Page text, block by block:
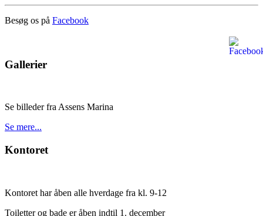
Besøg os på Facebook
Gallerier
Se billeder fra Assens Marina
Se mere...
Kontoret
Kontoret har åben alle hverdage fra kl. 9-12
Toiletter og bade er åben indtil 1. december